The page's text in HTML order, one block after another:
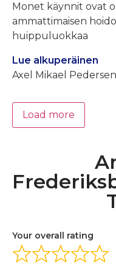
Monet käynnit ovat
ammattimaisen
huippuluokkaa
Lue alkuperäinen
Axel Mikael Pedersen
Load more
Your overall rating